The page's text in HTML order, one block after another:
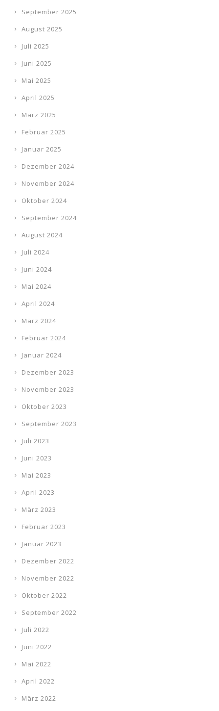
September 2025
August 2025
Juli 2025
Juni 2025
Mai 2025
April 2025
März 2025
Februar 2025
Januar 2025
Dezember 2024
November 2024
Oktober 2024
September 2024
August 2024
Juli 2024
Juni 2024
Mai 2024
April 2024
März 2024
Februar 2024
Januar 2024
Dezember 2023
November 2023
Oktober 2023
September 2023
Juli 2023
Juni 2023
Mai 2023
April 2023
März 2023
Februar 2023
Januar 2023
Dezember 2022
November 2022
Oktober 2022
September 2022
Juli 2022
Juni 2022
Mai 2022
April 2022
März 2022